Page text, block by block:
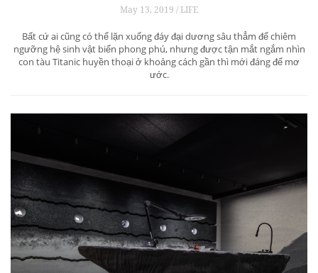
May 13, 2019 / LIFE
Bất cứ ai cũng có thể lặn xuống đáy đại dương sâu thẳm để chiêm
ngưỡng hệ sinh vật biển phong phú, nhưng được tận mắt ngắm nhìn
con tàu Titanic huyền thoại ở khoảng cách gần thì mới đáng để mơ
ước.